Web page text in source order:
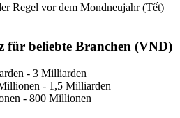
Regel vor dem Mondneujahr (Tết)
für beliebte Branchen (VND)
- 3 Milliarden
- 1,5 Milliarden
- 800 Millionen